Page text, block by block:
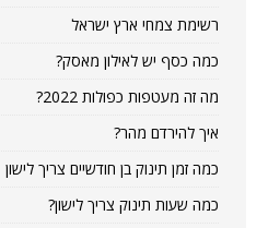
רשימת צמחי ארץ ישראל
כמה כסף יש לאילון מאסק?
מה זה מעטפות כפולות 2022?
איך להירדם מהר?
כמה זמן תינוק בן חודשיים צריך לישון
כמה שעות תינוק צריך לישון?